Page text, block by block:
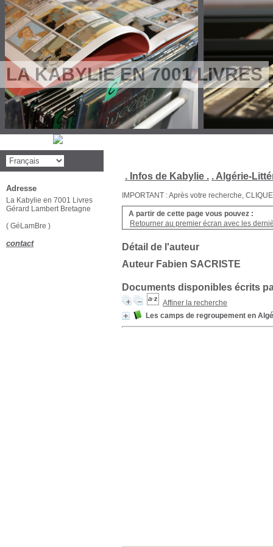
LA KABYLIE EN 7001 LIVRES
. Infos de Kabylie . . Algérie-
IMPORTANT : Après votre recherche,
A partir de cette page vous pouvez :
Retourner au premier écran avec les
Détail de l'auteur
Auteur Fabien SACRISTE
Documents disponibles écrits
Affiner la recherche
Les camps de regroupement en
Adresse
La Kabylie en 7001 Livres
Gérard Lambert Bretagne
( GéLamBre )
contact